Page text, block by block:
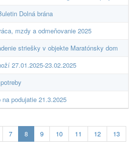
Dolná brána
mzdy a odmeňovanie 2025
striešky v objekte Maratónsky dom
27.01.2025-23.02.2025
podujatie 21.3.2025
7 8Aktuálna
stránka
9 10 11 12
13